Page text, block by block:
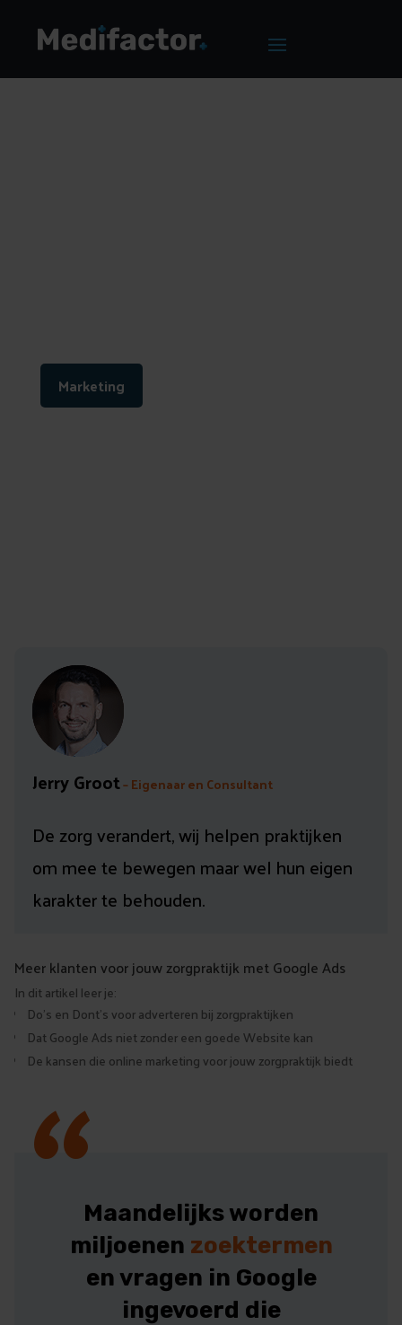
Marketing
Jerry Groot– Eigenaar en Consultant
De zorg verandert, wij helpen praktijken
om mee te bewegen maar wel hun eigen
karakter te behouden.
Meer klanten voor jouw zorgpraktijk met Google Ads
In dit artikel leer je:
Do’s en Dont’s voor adverteren bij zorgpraktijken
Dat Google Ads niet zonder een goede Website kan
De kansen die online marketing voor jouw zorgpraktijk biedt
“Maandelijks worden
miljoenen zoektermen
en vragen in Google
ingevoerd die